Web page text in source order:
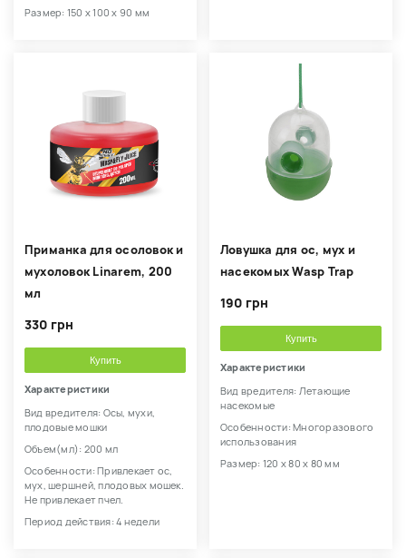
Размер: 150 х 100 х 90 мм
Приманка для осоловок и
мухоловок Linarem, 200
мл
330 грн
Купить
Характеристики
Вид вредителя: Осы, мухи,
плодовые мошки
Объем(мл): 200 мл
Особенности: Привлекает ос,
мух, шершней, плодовых мошек.
Не привлекает пчел.
Период действия: 4 недели
Ловушка для ос, мух и
насекомых Wasp Trap
190 грн
Купить
Характеристики
Вид вредителя: Летающие
насекомые
Особенности: Многоразового
использования
Размер: 120 х 80 х 80 мм